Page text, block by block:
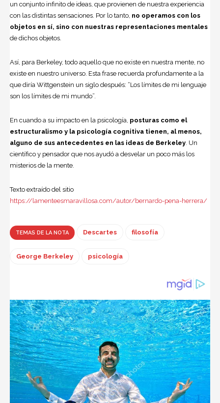
un conjunto infinito de ideas, que provienen de nuestra experiencia
con las distintas sensaciones. Por lo tanto, no operamos con los
objetos en sí, sino con nuestras representaciones mentales
de dichos objetos.
Así, para Berkeley, todo aquello que no existe en nuestra mente, no
existe en nuestro universo. Esta frase recuerda profundamente a la
que diría Wittgenstein un siglo después: “Los límites de mi lenguaje
son los límites de mi mundo”.
En cuando a su impacto en la psicología, posturas como el
estructuralismo y la psicología cognitiva tienen, al menos,
alguno de sus antecedentes en las ideas de Berkeley. Un
científico y pensador que nos ayudó a desvelar un poco más los
misterios de la mente.
Texto extraído del sitio
https://lamenteesmaravillosa.com/autor/bernardo-pena-herrera/
TEMAS DE LA NOTA Descartes filosofía
George Berkeley psicología